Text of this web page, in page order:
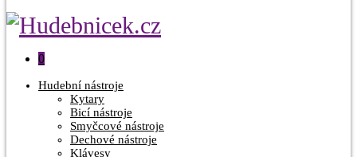
0
Hudební nástroje
Kytary
Bicí nástroje
Smyčcové nástroje
Dechové nástroje
Klávesy